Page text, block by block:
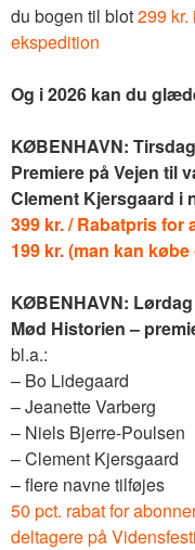
du bogen til blot299
ekspedition
Og i 2026 kan du
KØBENHAVN:
Premiere på Vejen til
Clement Kjersgaard i
399 kr. / Rabatpris
199 kr. (man kan
KØBENHAVN:
Mød Historien –
bl.a.:
– Bo Lidegaard
– Jeanette Varberg
– Niels Bjerre-Poulsen
– Clement Kjersgaard
– flere navne tilføjes
50 pct. rabat for
deltagere på